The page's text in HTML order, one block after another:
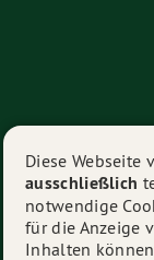
Diese Webseite
ausschließlich
notwendige
für die Anzeige
Inhalten